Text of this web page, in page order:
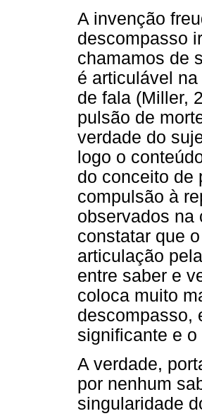
A invenção
descompasso
chamamos de
é articulável
de fala (Miller,
pulsão de
verdade do
logo o
do conceito de
compulsão à
observados na
constatar que
articulação
entre saber e
coloca muito
descompasso,
significante e
A verdade,
por nenhum
singularidade